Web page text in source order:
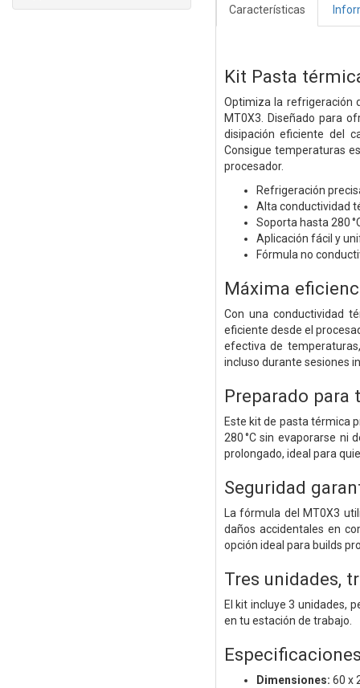
Características
Kit Pasta
Optimiza la refrigeración
MT0X3. Diseñado para
disipación eficiente del
Consigue temperaturas
procesador.
Refrigeración
Alta conductividad
Soporta hasta 280
Aplicación fácil y
Fórmula no
Máxima
Con una conductividad
eficiente desde el
efectiva de
incluso durante sesiones
Preparado para
Este kit de pasta térmica
280 °C sin evaporarse ni
prolongado, ideal para
Seguridad
La fórmula del MT0X3
daños accidentales en
opción ideal para builds
Tres unidades,
El kit incluye 3 unidades,
en tu estación de trabajo.
Dimensiones: 60 x